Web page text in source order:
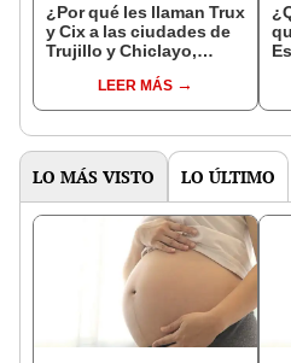
¿Por qué les llaman Trux
y Cix a las ciudades de
Trujillo y Chiclayo,
LEER MÁS
LO MÁS VISTO LO ÚLTIMO